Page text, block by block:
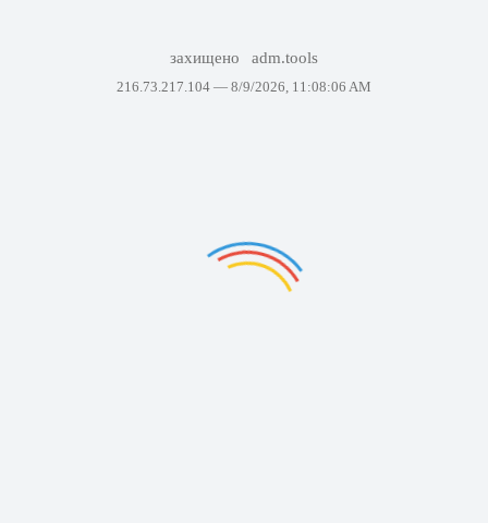
захищено adm.tools
216.73.217.104 — 8/9/2026, 11:08:06 AM